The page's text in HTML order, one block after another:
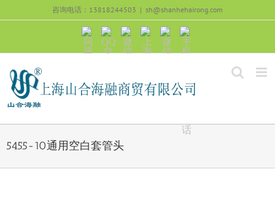
咨询电话：13818244503 | sh@shanhehairong.com
阿
里
通
QQ
交
微
信
shanhehairong
上
海
融
微
微
信
手
机
接
拨
话
5455-10通用空白套管头